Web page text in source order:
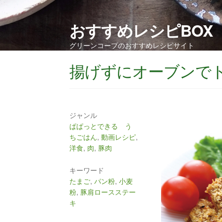
おすすめレシピBOX
グリーンコープのおすすめレシピサイト
揚げずにオーブンで
ジャンル
ぱぱっとできる う
ちごはん,動画レシピ,
洋食, 肉, 豚肉
キーワード
たまご,パン粉,小麦
粉, 豚肩ロースステー
キ